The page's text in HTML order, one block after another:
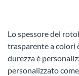
Lo spessore del
trasparente a colori
durezza è
personalizzato